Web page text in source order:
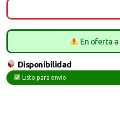
En oferta a
Disponibilidad
Listo para envío